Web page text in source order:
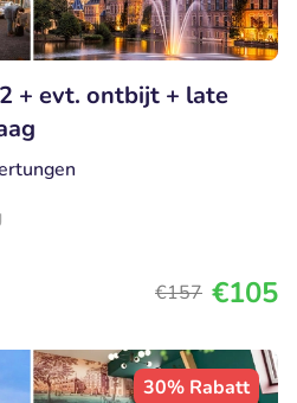
+ evt. ontbijt + late
€157 €105
30% Rabatt